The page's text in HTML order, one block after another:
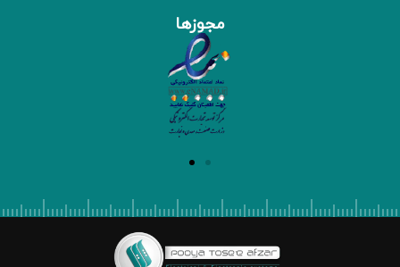
مجوزها